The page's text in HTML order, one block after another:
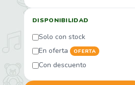
DISPONIBILIDAD
Solo con stock
En oferta
OFERTA
Con descuento